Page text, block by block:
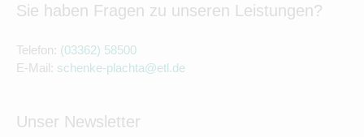
Sie haben Fragen zu unseren Leistungen?
Telefon: (03362) 58500
E-Mail: schenke-plachta@etl.de
Unser Newsletter